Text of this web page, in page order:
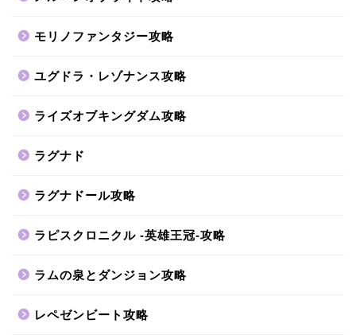
モリノファンタジー攻略
ユグドラ・レゾナンス攻略
ライズオブキングダム攻略
ラグナド
ラグナドール攻略
ラピスクロニクル -英雄王冠-攻略
ラムの泉とダンジョン攻略
レペゼンビート攻略